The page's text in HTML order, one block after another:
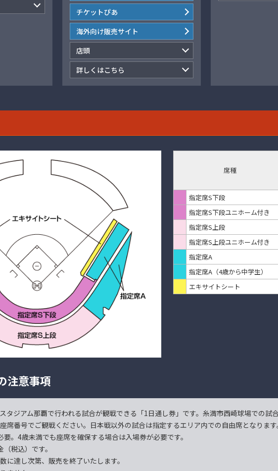
チケットぴあ
海外向け販売サイト
店頭
詳しくはこちら
席種
指定席S下段
指定席S下段ユニホーム付き
指定席S上段
指定席S上段ユニホーム付き
指定席A
指定席A （4歳から中学生）
エキサイトシート
注意事項
タジアム那覇で行われる試合が観戦できる「1日通し券」です。糸満市西崎球場での試
席番号でご観戦ください。日本戦以外の試合は指定するエリア内での自由席となります
要。4歳未満でも座席を確保する場合は入場券が必要です。
税込）です。
に達し次第、販売を終了いたします。